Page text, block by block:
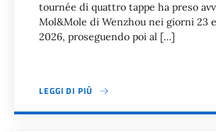
tournée di quattro tappe ha preso
Mol&Mole di Wenzhou nei giorni 23
2026, proseguendo poi al […]
LEGGI DI PIÙ